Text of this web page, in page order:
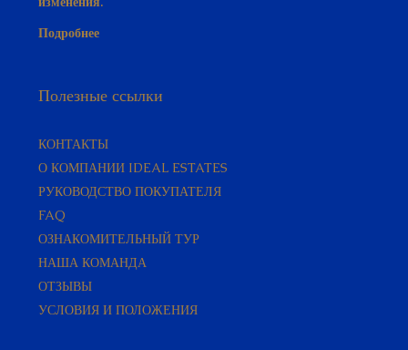
Подробнее
О КОМПАНИИ IDEAL ESTATES
РУКОВОДСТВО ПОКУПАТЕЛЯ​
FAQ
ОЗНАКОМИТЕЛЬНЫЙ ТУР
НАША КОМАНДА
ОТЗЫВЫ
УСЛОВИЯ И ПОЛОЖЕНИЯ